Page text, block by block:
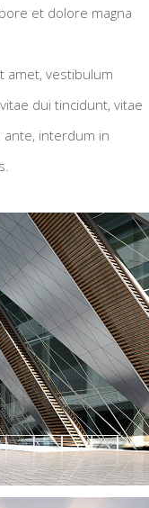
et dolore magna
amet, vestibulum
dui tincidunt, vitae
interdum in